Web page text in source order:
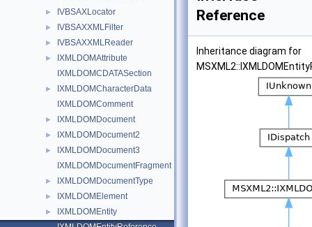
► IVBSAXLocator
► IVBSAXXMLFilter
► IVBSAXXMLReader
►
IXMLDOMAttribute
IXMLDOMCDATASection
►
IXMLDOMCharacterData
IXMLDOMComment
► IXMLDOMDocument
► IXMLDOMDocument2
►
IXMLDOMDocument3
IXMLDOMDocumentFragment
► IXMLDOMDocumentType
► IXMLDOMElement
►
IXMLDOMEntity
Reference
Inheritance diagram for